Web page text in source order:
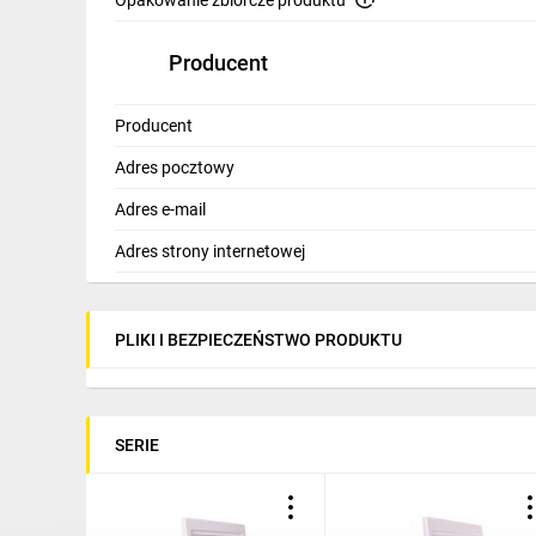
Producent
Producent
Adres pocztowy
Adres e-mail
Adres strony internetowej
PLIKI I BEZPIECZEŃSTWO PRODUKTU
SERIE